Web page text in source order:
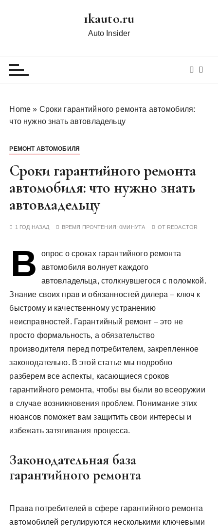
1kauto.ru
Auto Insider
Home » Сроки гарантийного ремонта автомобиля:
что нужно знать автовладельцу
РЕМОНТ АВТОМОБИЛЯ
Сроки гарантийного ремонта
автомобиля: что нужно знать
автовладельцу
1 ГОД НАЗАД ВРЕМЯ ПРОЧТЕНИЯ:0МИНУТА ОТ REDACTOR
В
опрос о сроках гарантийного ремонта
автомобиля волнует каждого
автовладельца, столкнувшегося с поломкой.
Знание своих прав и обязанностей дилера – ключ к
быстрому и качественному устранению
неисправностей. Гарантийный ремонт – это не
просто формальность, а обязательство
производителя перед потребителем, закрепленное
законодательно. В этой статье мы подробно
разберем все аспекты, касающиеся сроков
гарантийного ремонта, чтобы вы были во всеоружии
в случае возникновения проблем. Понимание этих
нюансов поможет вам защитить свои интересы и
избежать затягивания процесса.
Законодательная база
гарантийного ремонта
Права потребителей в сфере гарантийного ремонта
автомобилей регулируются несколькими ключевыми